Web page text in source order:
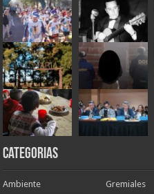
Categorias
Ambiente Gremiales